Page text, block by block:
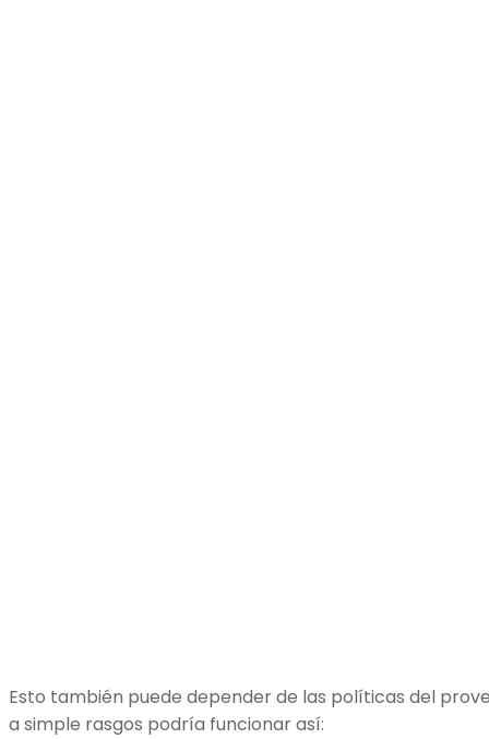
Esto también puede depender de las políticas del
a simple rasgos podría funcionar así: